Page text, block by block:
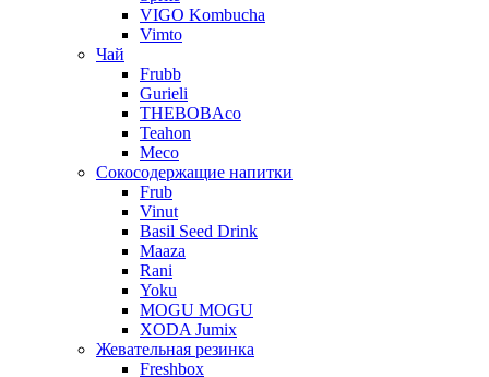
VIGO Kombucha
Vimto
Чай
Frubb
Gurieli
THEBOBAco
Teahon
Meco
Сокосодержащие напитки
Frub
Vinut
Basil Seed Drink
Maaza
Rani
Yoku
MOGU MOGU
XODA Jumix
Жевательная резинка
Freshbox